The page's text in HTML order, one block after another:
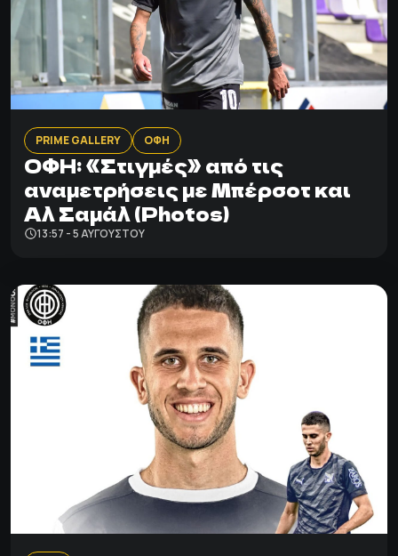
PRIME GALLERY ΟΦΗ
ΟΦΗ: «Στιγμές» από τις
αναμετρήσεις με Μπέρσοτ και
Αλ Σαμάλ (Photos)
13:57 - 5 ΑΥΓΟΎΣΤΟΥ